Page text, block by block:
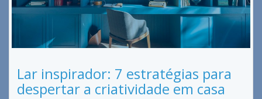
Lar inspirador: 7 estratégias para
despertar a criatividade em casa